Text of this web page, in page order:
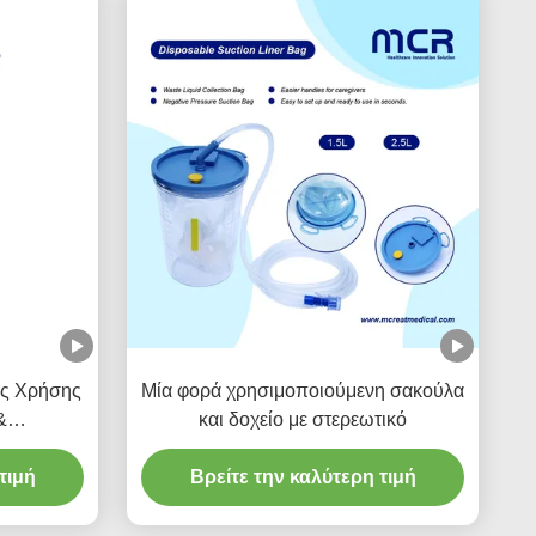
Χρήσης
2500ml
Μία φορά χρησιμοποιούμενη σακούλα
και δοχείο με στερεωτικό
Βρείτε την καλύτερη τιμή